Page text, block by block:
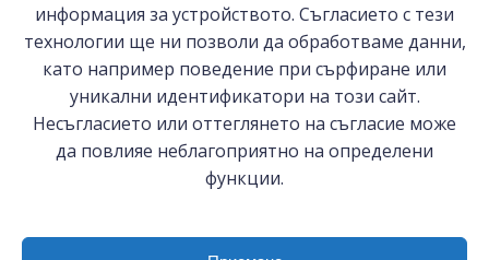
информация за устройството. Съгласието с тези
технологии ще ни позволи да обработваме данни,
като например поведение при сърфиране или
уникални идентификатори на този сайт.
Несъгласието или оттеглянето на съгласие може
да повлияе неблагоприятно на определени
функции.
© 2026 БСК-Комерсконсулт ЕООД
София 1000, ул. Цар Самуил №27
bsc-cc@bia-bg.com; s.vasilchin@bsc-cc.com